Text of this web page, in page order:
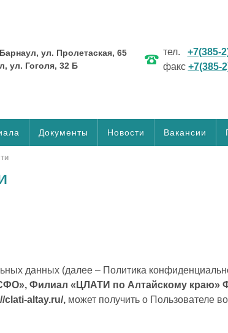
ул. Пролетаская, 65
ул. Гоголя, 32 Б
тел. +7(385-
факс +7(385-
Документы Новости Вакансии
данных (далее – Политика
Филиал «ЦЛАТИ по Алтайскому краю»
clati-altay.ru/, может получить о Пользователе